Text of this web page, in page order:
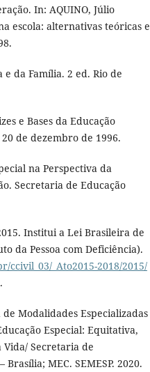
In: AQUINO, Júlio
escola: alternativas teóricas e
da Família. 2 ed. Rio de
e Bases da Educação
de dezembro de 1996.
na Perspectiva da
Secretaria de Educação
Institui a Lei Brasileira de
da Pessoa com Deficiência).
_Ato2015-2018/2015/
Modalidades Especializadas
Especial: Equitativa,
Secretaria de
MEC. SEMESP. 2020.